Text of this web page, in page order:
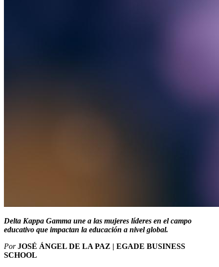
Delta Kappa Gamma une a las mujeres líderes en el campo
educativo que impactan la educación a nivel global.
Por JOSÉ ÁNGEL DE LA PAZ | EGADE BUSINESS
SCHOOL